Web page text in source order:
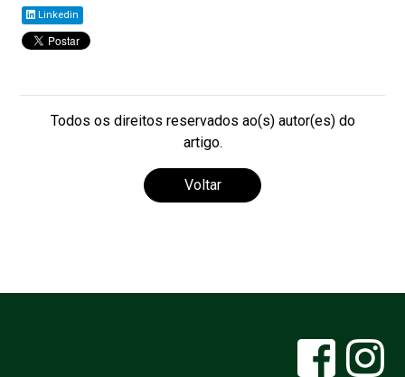
Linkedin
Todos os direitos reservados ao(s) autor(es) do
artigo.
Voltar